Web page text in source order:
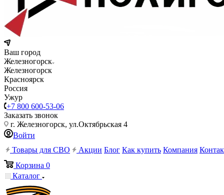
Ваш город
Железногорск
Железногорск
Красноярск
Россия
Ужур
+7 800 600-53-06
Заказать звонок
г. Железногорск, ул.Октябрьская 4
Войти
Товары для СВО
Акции Блог Как купить Компания
Корзина 0
Каталог